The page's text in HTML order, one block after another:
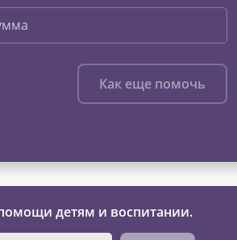
Как еще помочь
детям и воспитании.